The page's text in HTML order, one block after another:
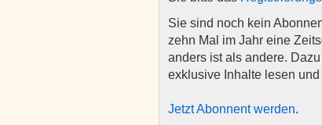
Sie sind noch kein
zehn Mal im Jahr eine
anders ist als andere.
exklusive Inhalte lesen
Jetzt Abonnent werden.